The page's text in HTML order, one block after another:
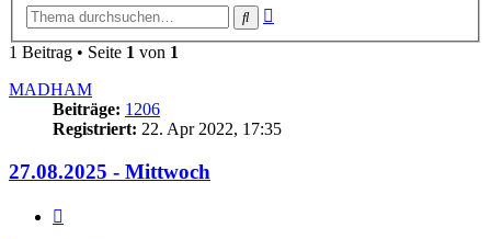
Suche
1 Beitrag • Seite 1 von 1
MADHAM
Beiträge: 1206
Registriert: 22. Apr 2022, 17:35
27.08.2025 - Mittwoch